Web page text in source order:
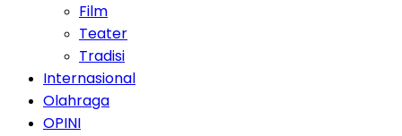
Film
Teater
Tradisi
Internasional
Olahraga
OPINI